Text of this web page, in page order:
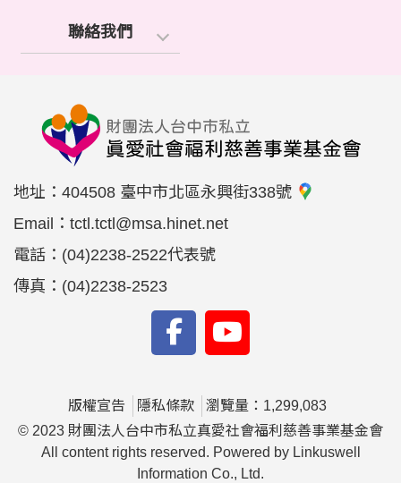
聯絡我們
地址： 404508 臺中市北區永興街338號
Email： tctl.tctl@msa.hinet.net
電話： (04)2238-2522代表號
傳真： (04)2238-2523
版權宣告 隱私條款
瀏覽量：1,299,083
© 2023 財團法人台中市私立真愛社會福利慈善事業基金會
All content rights reserved. Powered by Linkuswell
Information Co., Ltd.